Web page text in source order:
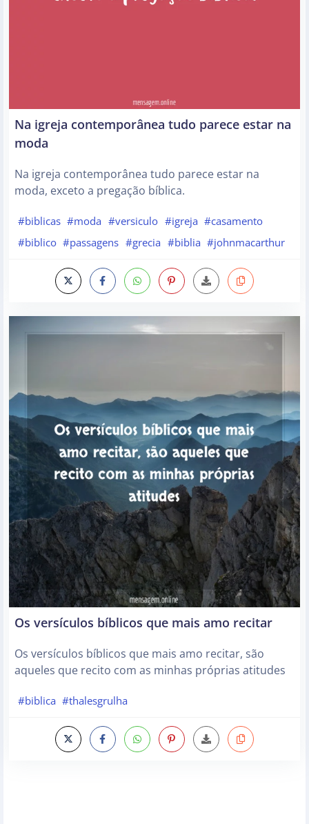
Na igreja contemporânea tudo parece estar na
moda
Na igreja contemporânea tudo parece estar na
moda, exceto a pregação bíblica.
#biblicas #moda #versiculo #igreja #casamento
#biblico #passagens #grecia #biblia #johnmacarthur
Os versículos bíblicos que mais amo recitar
Os versículos bíblicos que mais amo recitar, são
aqueles que recito com as minhas próprias atitudes
#biblica #thalesgrulha